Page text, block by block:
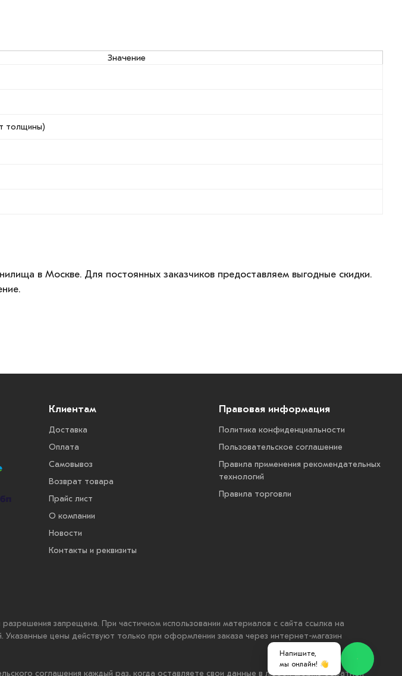
Значение
толщины)
в Москве. Для постоянных заказчиков предоставляем выгодные скидки.
Клиентам
Доставка
Оплата
Самовывоз
Возврат товара
Прайс лист
О компании
Новости
Контакты и реквизиты
Правовая информация
Политика конфиденциальности
Пользовательское соглашение
Правила применения рекомендательных
технологий
Правила торговли
запрещена. При частичном использовании материалов с сайта ссылка на
цены действуют только при оформлении заказа через интернет-магазин
соглашения каждый раз, когда оставляете свои данные в любой форме обратной
Напишите,
мы онлайн! 👋